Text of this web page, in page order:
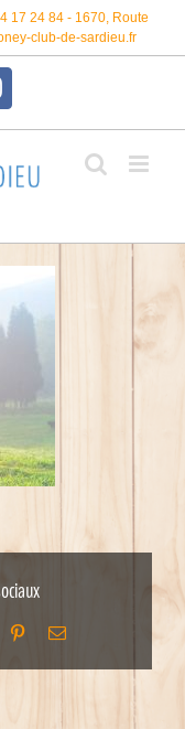
17 24 84 - 1670, Route
club-de-sardieu.fr
PinterestEmail